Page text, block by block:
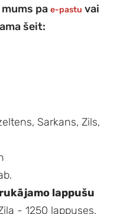
pa e-pastu vai
šeit:
Sarkans, Zils,
lappušu
- 1250 lappuses,